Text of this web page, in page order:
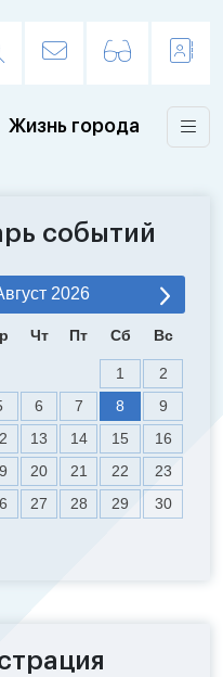
Жизнь города
событий
2026
Чт Пт Сб Вс
1
2
6 7 8
9
13 14 15
16
20 21 22
23
27 28 29
30